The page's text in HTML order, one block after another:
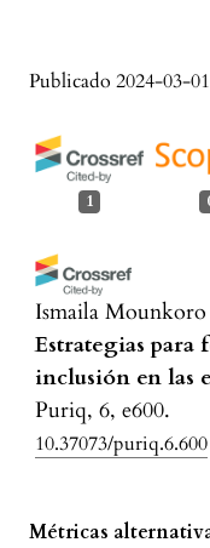
Publicado 2024-03-01
1
Ismaila Mounkoro
Estrategias para
inclusión en las
Puriq, 6, e600.
10.37073/puriq.6.600
Métricas